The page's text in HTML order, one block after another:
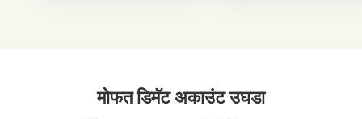
मोफत डिमॅट अकाउंट उघडा